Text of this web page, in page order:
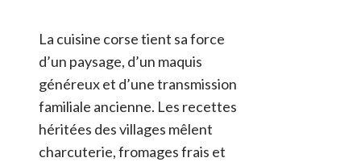
La cuisine corse tient sa force
d’un paysage, d’un maquis
généreux et d’une transmission
familiale ancienne. Les recettes
héritées des villages mêlent
charcuterie, fromages frais et